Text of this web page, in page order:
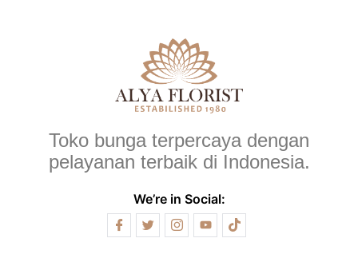
Toko bunga terpercaya dengan
pelayanan terbaik di Indonesia.
We’re in Social: